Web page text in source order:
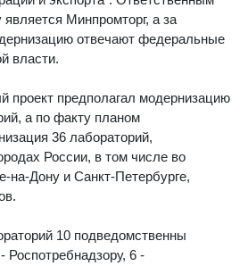
Минпромторг, а за
отвечают федеральные
власти.
проект предполагал модернизацию
а по факту планом
36 лабораторий,
России, в том числе во
на-Дону и Санкт-Петербурге,
10 подведомственны
Роспотребнадзору, 6 -